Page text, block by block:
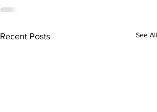
Recent Posts See All